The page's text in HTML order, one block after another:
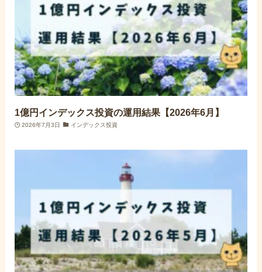
1億円インデックス投資の運用結果【2026年6月】
2026年7月3日 インデックス投資